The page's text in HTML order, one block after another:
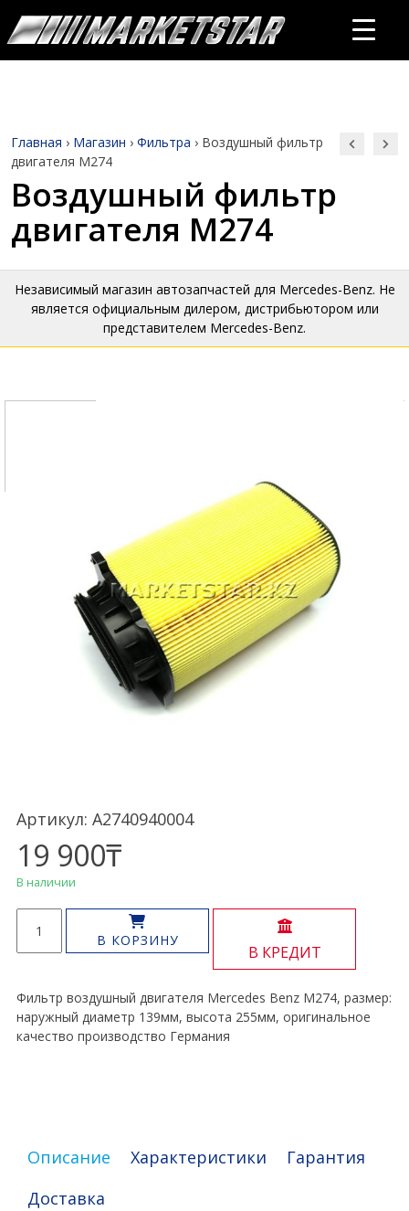
Главная › Магазин › Фильтра › Воздушный фильтр
двигателя M274
Воздушный фильтр
двигателя M274
Независимый магазин автозапчастей для Mercedes-Benz. Не
является официальным дилером, дистрибьютором или
представителем Mercedes-Benz.
Артикул: A2740940004
19 900₸
В наличии
товара
Воздушный
двигателя
M274
В КОРЗИНУ
В КРЕДИТ
Фильтр воздушный двигателя Mercedes Benz M274, размер:
наружный диаметр 139мм, высота 255мм, оригинальное
качество производство Германия
Описание Характеристики
Гарантия
Доставка